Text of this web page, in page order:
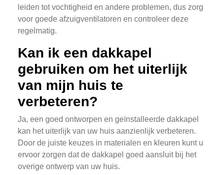
leiden tot vochtigheid en andere problemen, dus zorg
voor goede afzuigventilatoren en controleer deze
regelmatig.
Kan ik een dakkapel
gebruiken om het uiterlijk
van mijn huis te
verbeteren?
Ja, een goed ontworpen en geïnstalleerde dakkapel
kan het uiterlijk van uw huis aanzienlijk verbeteren.
Door de juiste keuzes in materialen en kleuren kunt u
ervoor zorgen dat de dakkapel goed aansluit bij het
overige ontwerp van uw huis.